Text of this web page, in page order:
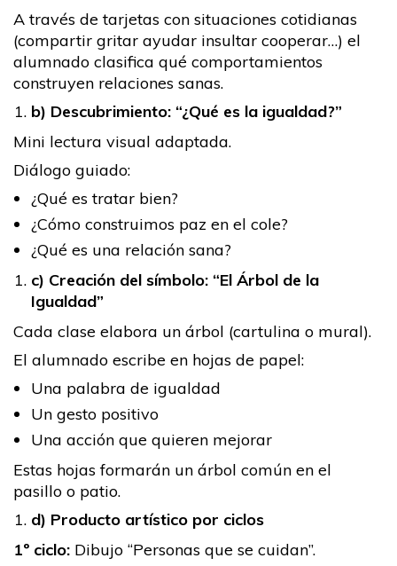
A través de tarjetas con situaciones cotidianas
(compartir gritar ayudar insultar cooperar…) el
alumnado clasifica qué comportamientos
construyen relaciones sanas.
b) Descubrimiento: “¿Qué es la igualdad?”
Mini lectura visual adaptada.
Diálogo guiado:
¿Qué es tratar bien?
¿Cómo construimos paz en el cole?
¿Qué es una relación sana?
c) Creación del símbolo: “El Árbol de la
Igualdad”
Cada clase elabora un árbol (cartulina o mural).
El alumnado escribe en hojas de papel:
Una palabra de igualdad
Un gesto positivo
Una acción que quieren mejorar
Estas hojas formarán un árbol común en el
pasillo o patio.
d) Producto artístico por ciclos
1º ciclo: Dibujo “Personas que se cuidan”.